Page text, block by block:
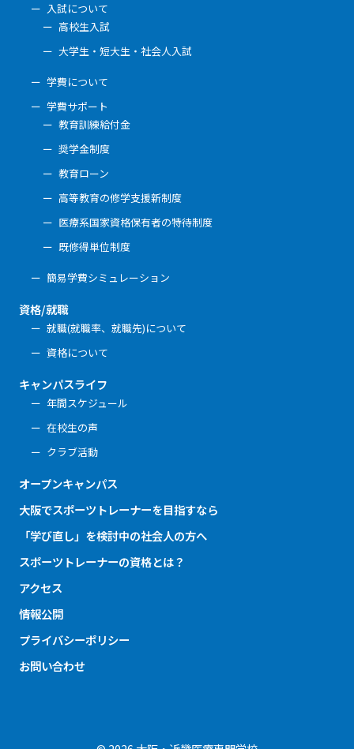
入試について
高校生入試
大学生・短大生・社会人入試
学費について
学費サポート
教育訓練給付金
奨学金制度
教育ローン
高等教育の修学支援新制度
医療系国家資格保有者の特待制度
既修得単位制度
簡易学費シミュレーション
資格/就職
就職(就職率、就職先)について
資格について
キャンパスライフ
年間スケジュール
在校生の声
クラブ活動
オープンキャンパス
大阪でスポーツトレーナーを目指すなら
「学び直し」を検討中の社会人の方へ
スポーツトレーナーの資格とは？
アクセス
情報公開
プライバシーポリシー
お問い合わせ